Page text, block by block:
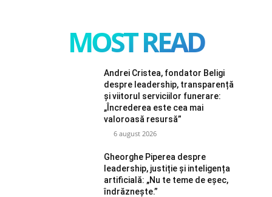
MOST READ
Andrei Cristea, fondator Beligi
despre leadership, transparență
și viitorul serviciilor funerare:
„Încrederea este cea mai
valoroasă resursă”
6 august 2026
Gheorghe Piperea despre
leadership, justiție și inteligența
artificială: „Nu te teme de eșec,
îndrăznește.”